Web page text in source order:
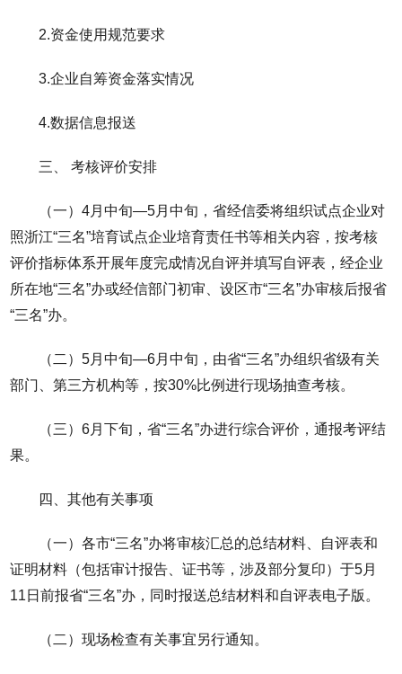
2.资金使用规范要求
3.企业自筹资金落实情况
4.数据信息报送
三、 考核评价安排
（一）4月中旬—5月中旬，省经信委将组织试点企业对
照浙江“三名”培育试点企业培育责任书等相关内容，按考核
评价指标体系开展年度完成情况自评并填写自评表，经企业
所在地“三名”办或经信部门初审、设区市“三名”办审核后报省
“三名”办。
（二）5月中旬—6月中旬，由省“三名”办组织省级有关
部门、第三方机构等，按30%比例进行现场抽查考核。
（三）6月下旬，省“三名”办进行综合评价，通报考评结
果。
四、其他有关事项
（一）各市“三名”办将审核汇总的总结材料、自评表和
证明材料（包括审计报告、证书等，涉及部分复印）于5月
11日前报省“三名”办，同时报送总结材料和自评表电子版。
（二）现场检查有关事宜另行通知。